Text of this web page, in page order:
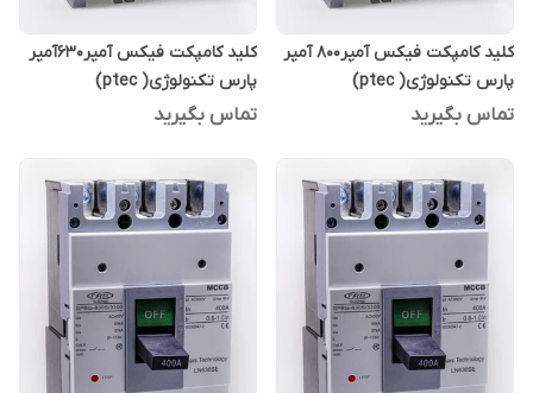
کلید کامپکت فیکس آمپر800 آمپر
پارس تکنولوژی( ptec)
تماس بگیرید
کلید کامپکت فیکس آمپر630آمپر
پارس تکنولوژی( ptec)
تماس بگیرید